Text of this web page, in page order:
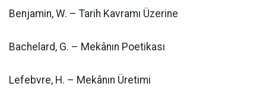
Benjamin, W. – Tarih Kavramı Üzerine
Bachelard, G. – Mekânın Poetikası
Lefebvre, H. – Mekânın Üretimi